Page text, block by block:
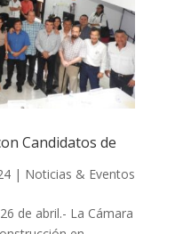
Candidatos de
| Noticias & Eventos
de abril.- La Cámara